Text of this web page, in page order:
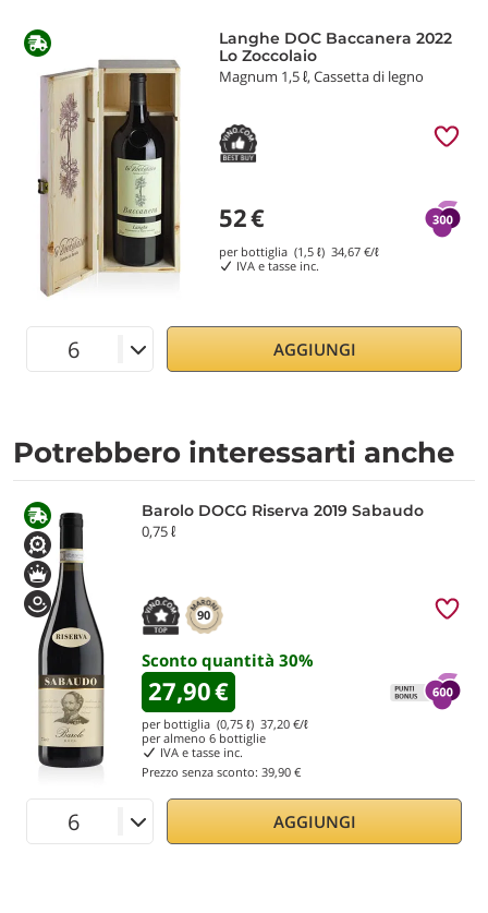
Langhe DOC Baccanera 2022
Lo Zoccolaio
Magnum 1,5 ℓ, Cassetta di legno
52€
per bottiglia (1,5 ℓ) 34,67€/ℓ
IVA e tasse inc.
AGGIUNGI
Potrebbero interessarti anche
Barolo DOCG Riserva 2019 Sabaudo
0,75 ℓ
90
Sconto quantità 30%
27,90€
per bottiglia (0,75 ℓ) 37,20 €/ℓ
per almeno 6 bottiglie
IVA e tasse inc.
Prezzo senza sconto: 39,90 €
AGGIUNGI